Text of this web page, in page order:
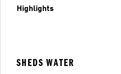
Highlights
SHEDS WATER